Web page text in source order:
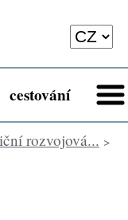
cestování
rozvojová... >